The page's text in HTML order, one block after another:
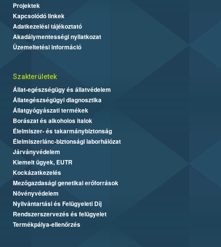
Projektek
Kapcsolódó linkek
Adatkezelési tájékoztató
Akadálymentességi nyilatkozat
Üzemeltetési információ
Szakterületek
Állat-egészségügy és állatvédelem
Állategészségügyi diagnosztika
Állatgyógyászati termékek
Borászat és alkoholos italok
Élelmiszer- és takarmánybiztonság
Élelmiszerlánc-biztonsági laborhálózat
Járványvédelem
Kiemelt ügyek, EUTR
Kockázatkezelés
Mezőgazdasági genetikai erőforrások
Növényvédelem
Nyilvántartási és Felügyeleti Díj
Rendszerszervezés és felügyelet
Termékpálya-ellenőrzés